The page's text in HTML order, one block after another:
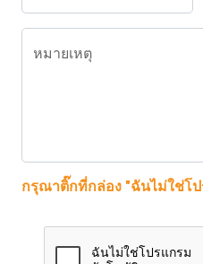
หมายเหตุ
กรุณาติ๊กที่กล่อง "ฉันไม่ใช่โ